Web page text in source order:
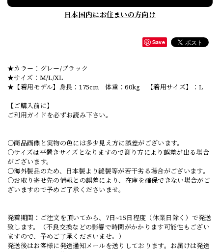
日本国内にお住まいの方向け
Save
★カラー：グレー/ブラック
★サイズ：M/L/XL
★【着用モデル】身長：175cm 体重：60kg 【着用サイズ】：L
【ご購入前に】
ご利用ガイドを必ずお読み下さい。
○商品画像と実物の色には多少見え方に誤差がございます。
○サイズは平置きサイズとなりますので測り方により誤差が出る場合
がございます。
○海外製品のため、日本製より縫製等が若干劣る場合がございます。
○お取り寄せ先の情報との誤差により、在庫を確保できない場合がご
ざいますので予めご了承くださいませ。
発着期間：ご注文を頂いてから、7日~15日程度（休業日除く）で発送
致します。（不良交換などの影響で時間がかかります可能性もござい
ますので、予めご了承くださいませ。）
発送後はお客様に発送通知メールを送りしております。お届けは発送